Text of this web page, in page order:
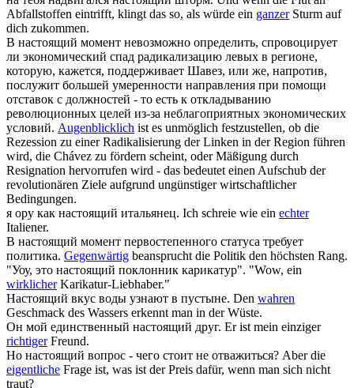
Abfallstoffen eintrifft, klingt das so, als würde ein ganzerSturm auf
dich zukommen.
В настоящий момент невозможно определить, спровоцирует
ли экономический спад радикализацию левых в регионе,
которую, кажется, поддерживает Шавез, или же, напротив,
послужит большей умеренности направления при помощи
отставок с должностей - то есть к откладыванию
революционных целей из-за неблагоприятных экономических
условий. Augenblicklich ist es unmöglich festzustellen, ob die
Rezession zu einer Radikalisierung der Linken in der Region führen
wird, die Chávez zu fördern scheint, oder Mäßigung durch
Resignation hervorrufen wird - das bedeutet einen Aufschub der
revolutionären Ziele aufgrund ungünstiger wirtschaftlicher
Bedingungen.
я ору как настоящий итальянец. Ich schreie wie ein echter
Italiener.
В настоящий момент первостепенного статуса требует
политика. Gegenwärtig beansprucht die Politik den höchsten Rang.
"Уоу, это настоящий поклонник карикатур". "Wow, ein
wirklicherKarikatur-Liebhaber."
Настоящий вкус воды узнают в пустыне. Den wahren
Geschmack des Wassers erkennt man in der Wüste.
Он мой единственный настоящий друг. Er ist mein einziger
richtigerFreund.
Но настоящий вопрос - чего стоит не отважиться? Aber die
eigentliche Frage ist, was ist der Preis dafür, wenn man sich nicht
traut?